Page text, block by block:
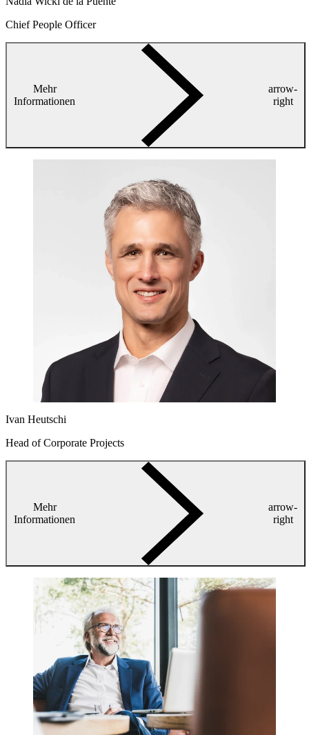
Chief People Officer
Mehr
Informationen
arrow-
right
Ivan Heutschi
Head of Corporate Projects
Mehr
Informationen
arrow-
right